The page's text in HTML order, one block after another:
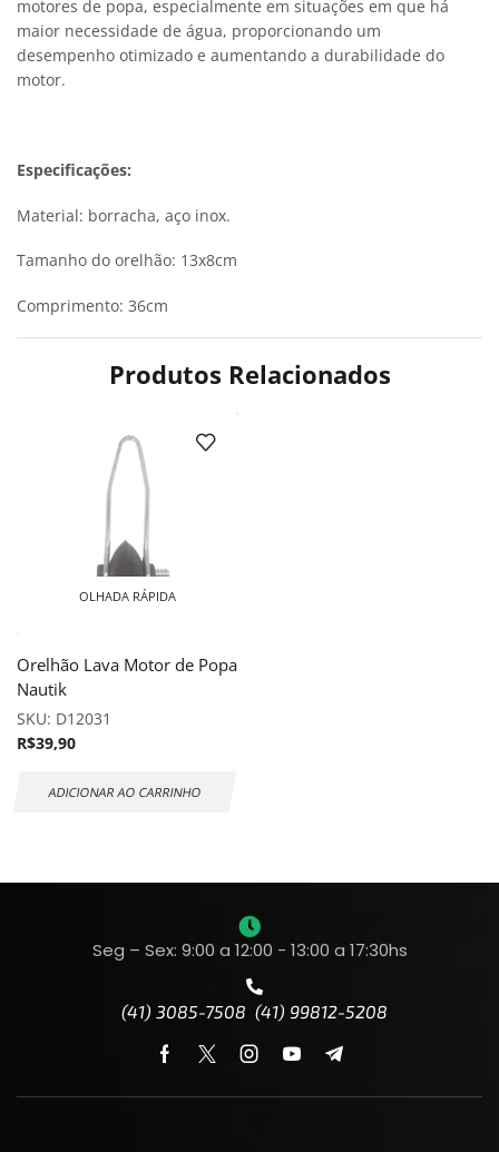
motores de popa, especialmente em situações em que há
maior necessidade de água, proporcionando um
desempenho otimizado e aumentando a durabilidade do
motor.
Especificações:
Material: borracha, aço inox.
Tamanho do orelhão: 13x8cm
Comprimento: 36cm
Produtos Relacionados
OLHADA RÁPIDA
Orelhão Lava Motor de Popa
Nautik
SKU: D12031
R$39,90
ADICIONAR AO CARRINHO
Seg – Sex: 9:00 a 12:00 - 13:00 a 17:30hs
(41) 3085-7508 (41) 99812-5208